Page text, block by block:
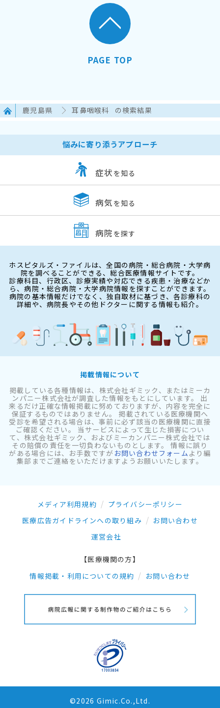
PAGE TOP
鹿児島県 耳鼻咽喉科 の検索結果
悩みに寄り添うアプローチ
症状 を知る
病気 を知る
病院 を探す
ホスピタルズ・ファイルは、全国の病院・総合病院・大学病
院を調べることができる、総合医療情報サイトです。
診療科目、行政区、診療実績や対応できる疾患・治療などか
ら、病院・総合病院・大学病院情報を探すことができます。
病院の基本情報だけでなく、独自取材に基づき、各診療科の
詳細や、病院長やその他ドクターに関する情報も紹介。
掲載情報について
掲載している各種情報は、株式会社ギミック、またはミーカ
ンパニー株式会社が調査した情報をもとにしています。 出
来るだけ正確な情報掲載に努めておりますが、内容を完全に
保証するものではありません。 掲載されている医療機関へ
受診を希望される場合は、事前に必ず該当の医療機関に直接
ご確認ください。 当サービスによって生じた損害につい
て、株式会社ギミック、およびミーカンパニー株式会社では
その賠償の責任を一切負わないものとします。 情報に誤り
がある場合には、お手数ですが お問い合わせフォーム より編
集部までご連絡をいただけますようお願いいたします。
メディア利用規約
プライバシーポリシー
医療広告ガイドラインへの取り組み
お問い合わせ
運営会社
【医療機関の方】
情報掲載・利用についての規約
お問い合わせ
©2026 Gimic.Co.,Ltd.